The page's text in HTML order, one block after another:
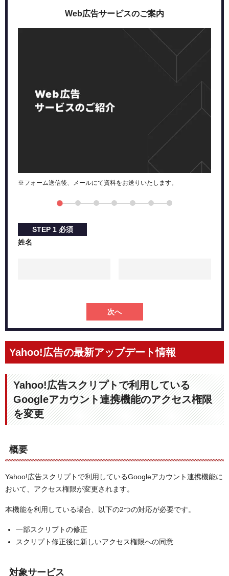
※フォーム送信後、メールにて資料をお送りいたします。
Web広告サービスのご案内
STEP 1 必須
姓名
次へ
Yahoo!広告の最新アップデート情報
Yahoo!広告スクリプトで利用している
Googleアカウント連携機能のアクセス権限
を変更
概要
Yahoo!広告スクリプトで利用しているGoogleアカウント連携機能に
おいて、アクセス権限が変更されます。
本機能を利用している場合、以下の2つの対応が必要です。
一部スクリプトの修正
スクリプト修正後に新しいアクセス権限への同意
対象サービス